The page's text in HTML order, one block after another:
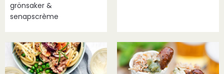
grönsaker &
senapscrème